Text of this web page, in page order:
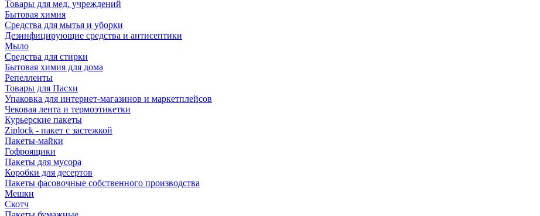
Товары для мед. учреждений
Бытовая химия
Средства для мытья и уборки
Дезинфицирующие средства и антисептики
Мыло
Средства для стирки
Бытовая химия для дома
Репелленты
Товары для Пасхи
Упаковка для интернет-магазинов и маркетплейсов
Чековая лента и термоэтикетки
Курьерские пакеты
Ziplock - пакет с застежкой
Пакеты-майки
Гофроящики
Пакеты для мусора
Коробки для десертов
Пакеты фасовочные собственного производства
Мешки
Скотч